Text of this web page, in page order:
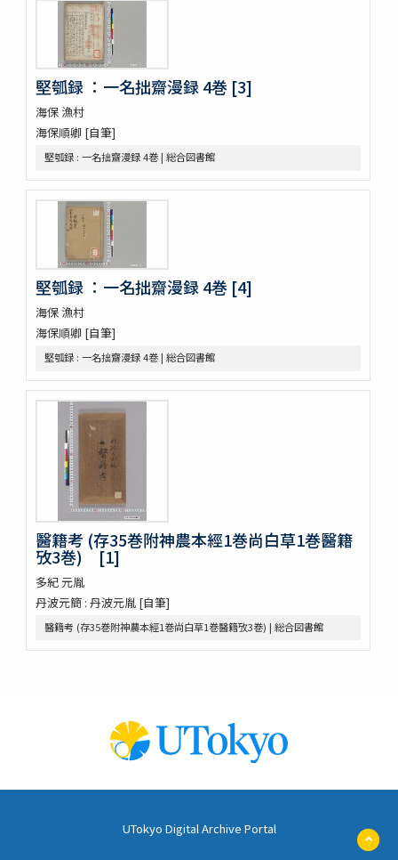
獻芹録
獻芹録
濟生醫院記
煉霞翁年譜
近世名醫傳
戊申日記
橘黄年譜 3巻
怪疾奇方
蛔蟲論
新刻萬氏家傳廣嗣紀要 5巻
新刊外科正宗 4巻
新刊外科正宗 4巻
新刊外科正宗 4巻
新刊外科正宗 4巻(存1巻)
新刻秘授外科百効全書 6巻
唐王燾先生外臺秘要方 40巻序目1巻
外臺祕要藥品攷
景岳新方砭 4巻
景岳全書 64巻
脚氣症原論
虎列剌病論
攷正古方權量説 1巻附言1巻
梧右雜記
張景岳腫脹全書
菩鳴喥英袖珍方叢 初編2巻
雜疫纂要
雜病證治類方 8巻
産科宝凾
時還讀我書
痧脹玉衡書 3巻後1巻
種痘新書 12巻(存9巻)
敖氏傷寒金鏡録
堅瓠録 ：一名拙齋漫録 4巻 [3]
海保 漁村
海保順卿 [自筆]
堅瓠録 : 一名拙齋漫録 4巻 | 総合図書館
堅瓠録 ：一名拙齋漫録 4巻 [4]
海保 漁村
海保順卿 [自筆]
堅瓠録 : 一名拙齋漫録 4巻 | 総合図書館
醫籍考 (存35巻附神農本經1巻尚白草1巻醫籍
攷3巻) [1]
多紀 元胤
丹波元簡 : 丹波元胤 [自筆]
醫籍考 (存35巻附神農本經1巻尚白草1巻醫籍攷3巻) | 総合図書館
UTokyo Digital Archive Portal
ペ